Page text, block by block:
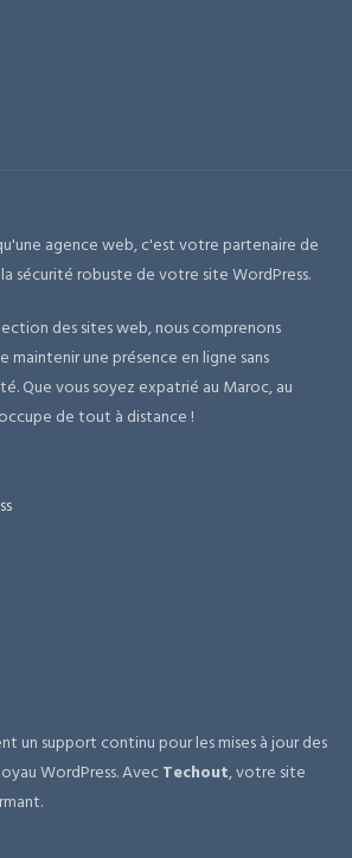
agence web, c'est votre partenaire de
sécurité robuste de votre site WordPress.
des sites web, nous comprenons
maintenir une présence en ligne sans
Que vous soyez expatrié au Maroc, au
de tout à distance !
un support continu pour les mises à jour des
WordPress. AvecTechout, votre site